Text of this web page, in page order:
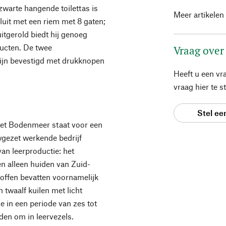
hangende toilettas is
met een riem met 8 gaten;
biedt hij genoeg
De twee
bevestigd met drukknopen
Bodenmeer staat voor een
werkende bedrijf
leerproductie: het
alleen huiden van Zuid-
bevatten voornamelijk
twaalf kuilen met licht
in een periode van zes tot
om in leervezels.
Meer artikelen
Vraag
Heeft u een
vraag hier te
Stel